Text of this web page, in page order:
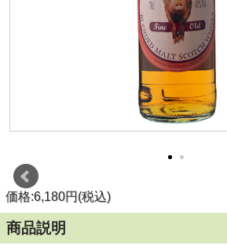
価格:6,180円(税込)
商品説明